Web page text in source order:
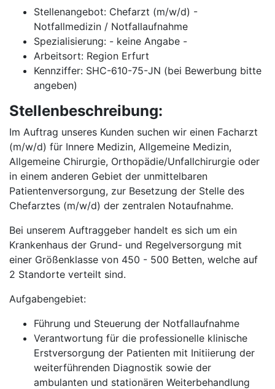
Stellenangebot: Chefarzt (m/w/d) -
Notfallmedizin / Notfallaufnahme
Spezialisierung: - keine Angabe -
Arbeitsort: Region Erfurt
Kennziffer: SHC-610-75-JN (bei Bewerbung bitte
angeben)
Stellenbeschreibung:
Im Auftrag unseres Kunden suchen wir einen Facharzt
(m/w/d) für Innere Medizin, Allgemeine Medizin,
Allgemeine Chirurgie, Orthopädie/Unfallchirurgie oder
in einem anderen Gebiet der unmittelbaren
Patientenversorgung, zur Besetzung der Stelle des
Chefarztes (m/w/d) der zentralen Notaufnahme.
Bei unserem Auftraggeber handelt es sich um ein
Krankenhaus der Grund- und Regelversorgung mit
einer Größenklasse von 450 - 500 Betten, welche auf
2 Standorte verteilt sind.
Aufgabengebiet:
Führung und Steuerung der Notfallaufnahme
Verantwortung für die professionelle klinische
Erstversorgung der Patienten mit Initiierung der
weiterführenden Diagnostik sowie der
ambulanten und stationären Weiterbehandlung